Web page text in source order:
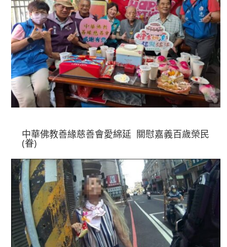
中華佛教善緣慈善會愛綿延 關慰嘉義百歲榮民
(眷)